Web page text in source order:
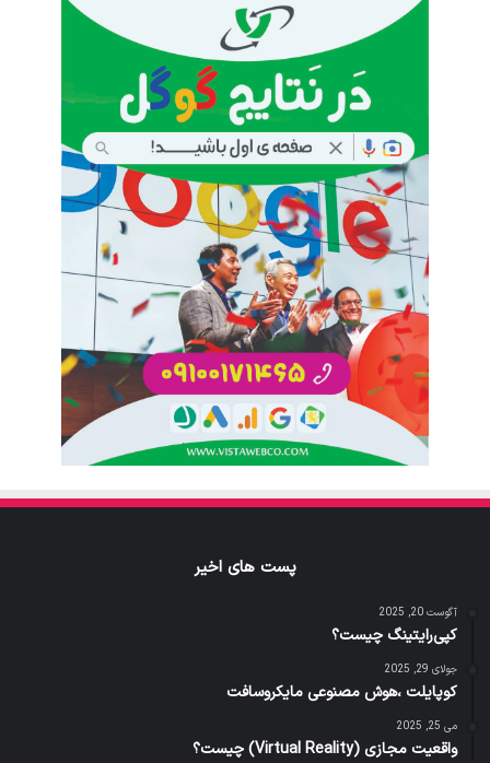
پست های اخیر
آگوست 20, 2025
کپی‌رایتینگ چیست؟
جولای 29, 2025
کوپایلت ،هوش مصنوعی مایکروسافت
می 25, 2025
واقعیت مجازی (Virtual Reality) چیست؟